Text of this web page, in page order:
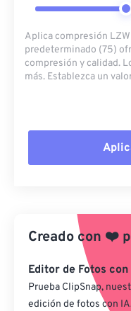
Aplica compresión
predeterminado (75)
compresión y calidad.
más. Establezca un
Aplicar desde
Guardar como
Creado con ❤️
Editor de Fotos con
Prueba ClipSnap,
edición de fotos con